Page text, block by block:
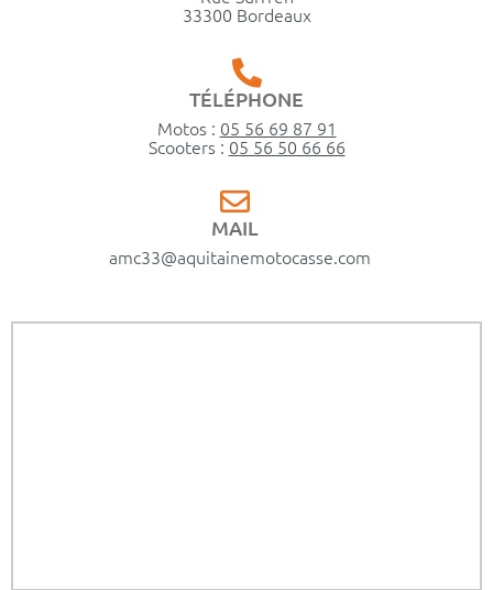
33300 Bordeaux
TÉLÉPHONE
Motos : 05 56 69 87 91
Scooters : 05 56 50 66 66
MAIL
amc33@aquitainemotocasse.com